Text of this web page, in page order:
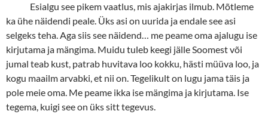
Esialgu see pikem vaatlus, mis ajakirjas ilmub. Mõtleme
ka ühe näidendi peale. Üks asi on uurida ja endale see asi
selgeks teha. Aga siis see näidend… me peame oma ajalugu ise
kirjutama ja mängima. Muidu tuleb keegi jälle Soomest või
jumal teab kust, patrab huvitava loo kokku, hästi müüva loo, ja
kogu maailm arvabki, et nii on. Tegelikult on lugu jama täis ja
pole meie oma. Me peame ikka ise mängima ja kirjutama. Ise
tegema, kuigi see on üks sitt tegevus.